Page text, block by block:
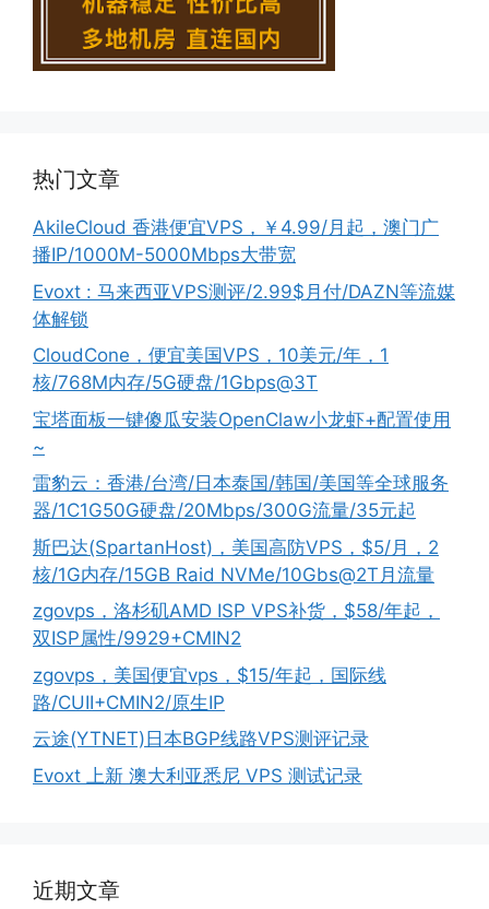
热门文章
AkileCloud 香港便宜VPS，￥4.99/月起，澳门广
播IP/1000M-5000Mbps大带宽
Evoxt : 马来西亚VPS测评/2.99$月付/DAZN等流媒
体解锁
CloudCone，便宜美国VPS，10美元/年，1
核/768M内存/5G硬盘/1Gbps@3T
宝塔面板一键傻瓜安装OpenClaw小龙虾+配置使用
~
雷豹云：香港/台湾/日本泰国/韩国/美国等全球服务
器/1C1G50G硬盘/20Mbps/300G流量/35元起
斯巴达(SpartanHost)，美国高防VPS，$5/月，2
核/1G内存/15GB Raid NVMe/10Gbs@2T月流量
zgovps，洛杉矶AMD ISP VPS补货，$58/年起，
双ISP属性/9929+CMIN2
zgovps，美国便宜vps，$15/年起，国际线
路/CUII+CMIN2/原生IP
云途(YTNET)日本BGP线路VPS测评记录
Evoxt 上新 澳大利亚悉尼 VPS 测试记录
近期文章